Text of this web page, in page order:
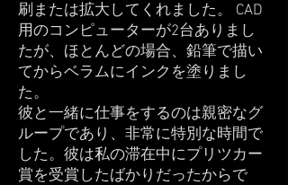
刷または拡大してくれました。 CAD
用のコンピューターが2台ありまし
たが、ほとんどの場合、鉛筆で描い
てからベラムにインクを塗りまし
た。
彼と一緒に仕事をするのは親密なグ
ループであり、非常に特別な時間で
した。彼は私の滞在中にプリツカー
賞を受賞したばかりだったからで